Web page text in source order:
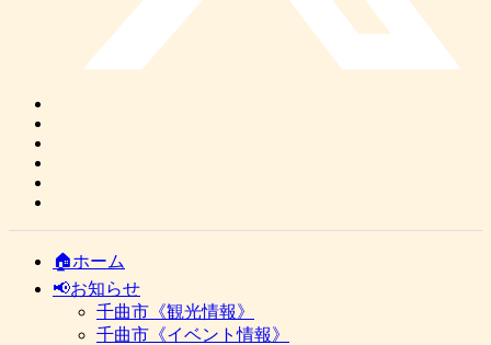
🏠ホーム
📢お知らせ
千曲市《観光情報》
千曲市《イベント情報》